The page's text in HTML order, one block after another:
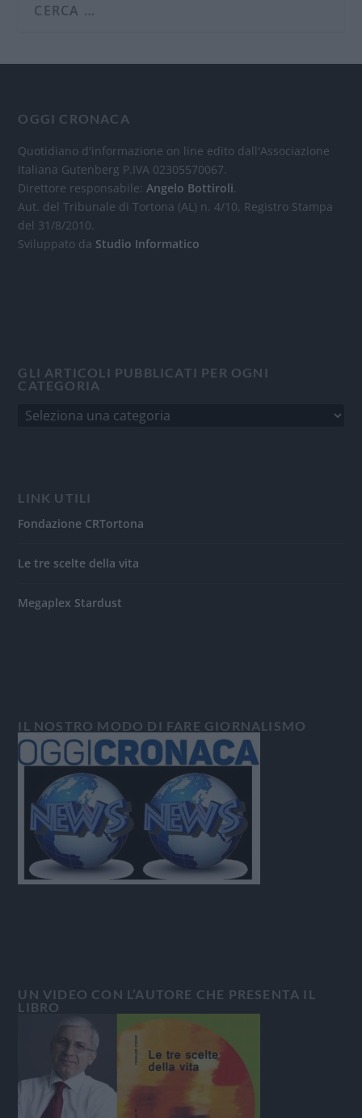
OGGI CRONACA
Quotidiano d'informazione on line edito dall'Associazione
Italiana Gutenberg P.IVA 02305570067.
Direttore responsabile:Angelo Bottiroli
Aut. del Tribunale di Tortona (AL) n. 4/10, Registro Stampa
del 31/8/2010.
Sviluppato da Studio Informatico
GLI ARTICOLI PUBBLICATI PER OGNI
CATEGORIA
LINK UTILI
Fondazione CRTortona
Le tre scelte della vita
Megaplex Stardust
IL NOSTRO MODO DI FARE GIORNALISMO
UN VIDEO CON L’AUTORE CHE PRESENTA IL
LIBRO